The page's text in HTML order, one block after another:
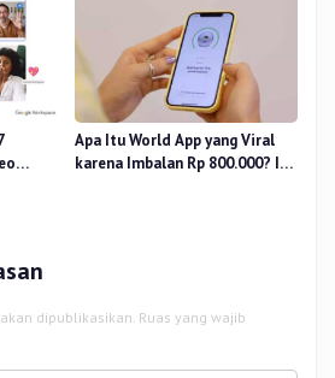
Apa Itu World App yang Viral
karena Imbalan Rp 800.000? Ini
dipublikasikan. Ruas yang wajib